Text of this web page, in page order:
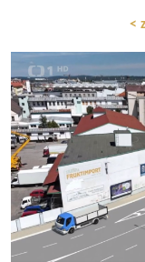
<